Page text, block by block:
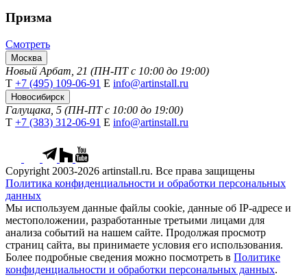
Призма
Смотреть
Москва
Новый Арбат, 21 (ПН-ПТ с 10:00 до 19:00)
Т +7 (495) 109-06-91 Е info@artinstall.ru
Новосибирск
Галущака, 5 (ПН-ПТ с 10:00 до 19:00)
Т +7 (383) 312-06-91 Е info@artinstall.ru
Copyright 2003-2026 artinstall.ru. Все права защищены
Политика конфиденциальности и обработки персональных
данных
Мы используем данные файлы cookie, данные об IP-адресе и
местоположении, разработанные третьими лицами для
анализа событий на нашем сайте. Продолжая просмотр
страниц сайта, вы принимаете условия его использования.
Более подробные сведения можно посмотреть в Политике
конфиденциальности и обработки персональных данных.